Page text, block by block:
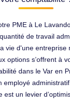
PME à Le
de travail
vie d'une entreprise
options s’offrent à
dans le Var en
est un levier